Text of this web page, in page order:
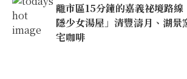
離市區15分鐘的嘉義祕境路線
隱少女湯屋」清豐濤月、湖景
宅咖啡